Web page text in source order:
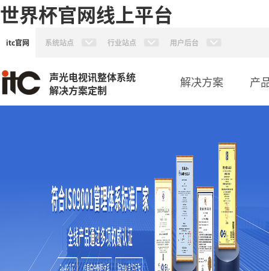
世界杯官网线上平台
itc官网 系统站点 行业站点 用户后台
声光电视讯整体系统
解决方案定制
解决方案 产